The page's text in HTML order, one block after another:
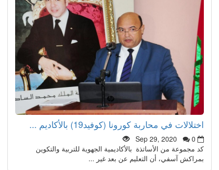
اختلالات في محاربة كورونا (كوفيد19) بالأكاديم ...
Sep 29, 2020
0
كد مجموعة من الأساتذة بالأكاديمية الجهوية للتربية والتكوين
بمراكش آسفي، أن التعليم عن بعد غير ...